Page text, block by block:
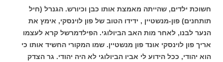
חשוכת ילדים, שהייתה מאמצת אותו כבן וכיורש. הגנרל (חיל
תותחנים) פון-מנשטיין , ידידו הטוב של פון לוינסקי, אימץ את
הנער לבנו, לאחר מות האב הביולוגי. הפילדמרשל קרא לעצמו
אריך פון לוינסקי אונד פון מנשטיין. שמו המקורי החשיד אותו כי
הוא יהודי, ככל הידוע לי אביו הביולוגי לא היה יהודי. גר הצדק